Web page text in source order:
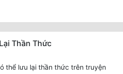
Thần Thức
thể lưu lại thần thức trên truyện